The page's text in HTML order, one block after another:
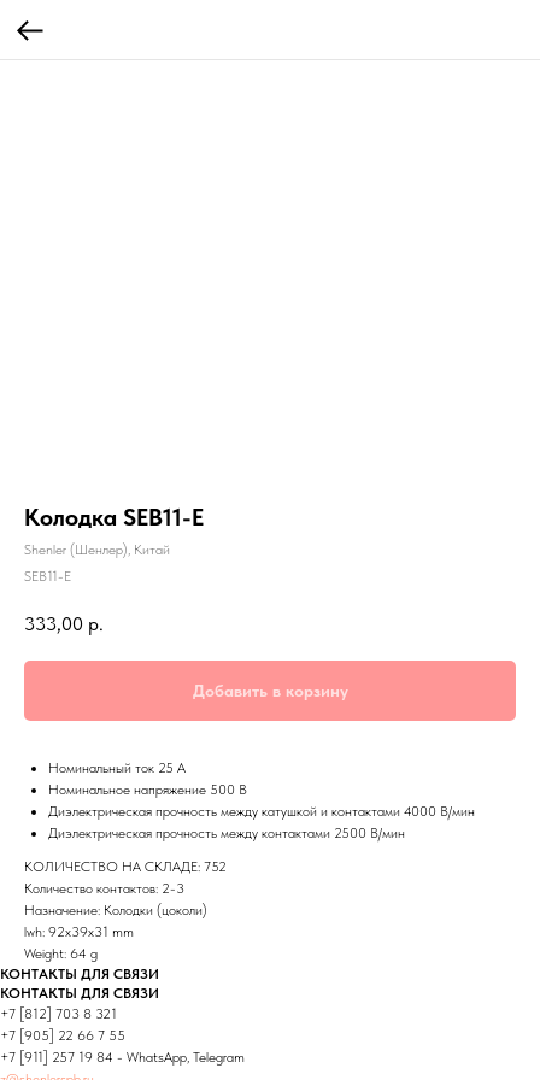
Колодка SEB11-E
Shenler (Шенлер), Китай
SEB11-E
333,00 р.
Добавить в корзину
Номинальный ток 25 А
Номинальное напряжение 500 В
Диэлектрическая прочность между катушкой и контактами 4000 В/мин
Диэлектрическая прочность между контактами 2500 В/мин
КОЛИЧЕСТВО НА СКЛАДЕ: 752
Количество контактов: 2-3
Назначение: Колодки (цоколи)
lwh: 92x39x31 mm
Weight: 64 g
КОНТАКТЫ ДЛЯ СВЯЗИ
КОНТАКТЫ ДЛЯ СВЯЗИ
+7 [812] 703 8 321
+7 [905] 22 66 7 55
+7 [911] 257 19 84 - WhatsApp, Telegram